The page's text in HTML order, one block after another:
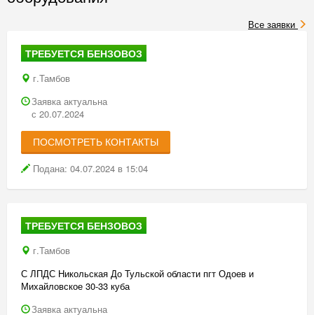
Все заявки
ТРЕБУЕТСЯ БЕНЗОВОЗ
г.Тамбов
Заявка актуальна
с 20.07.2024
ПОСМОТРЕТЬ КОНТАКТЫ
Подана: 04.07.2024 в 15:04
ТРЕБУЕТСЯ БЕНЗОВОЗ
г.Тамбов
С ЛПДС Никольская До Тульской области пгт Одоев и
Михайловское 30-33 куба
Заявка актуальна